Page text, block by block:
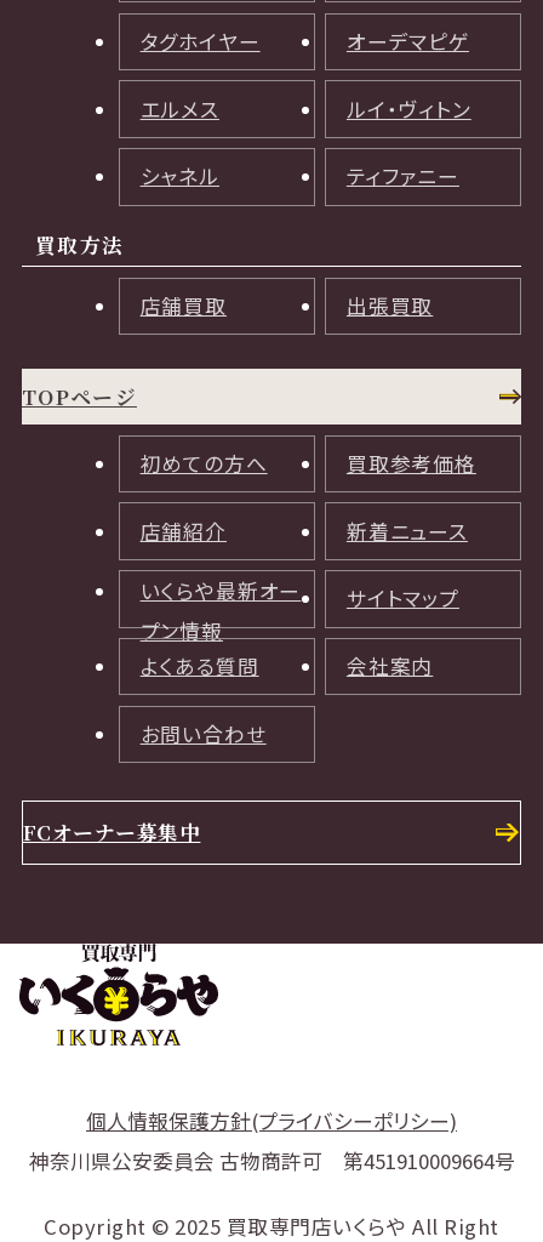
タグホイヤー オーデマピゲ
エルメス ルイ・ヴィトン
シャネル ティファニー
買取方法
店舗買取 出張買取
TOPページ
初めての方へ 買取参考価格
店舗紹介 新着ニュース
いくらや最新オー
プン情報
サイトマップ
よくある質問 会社案内
お問い合わせ
FCオーナー募集中
個人情報保護方針(プライバシーポリシー)
神奈川県公安委員会 古物商許可 第451910009664号
Copyright © 2025 買取専門店いくらや All Right